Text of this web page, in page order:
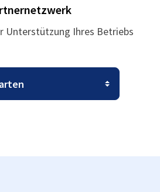
Unterstützung Ihres Betriebs